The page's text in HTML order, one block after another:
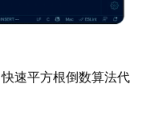
速平方根倒数算法代